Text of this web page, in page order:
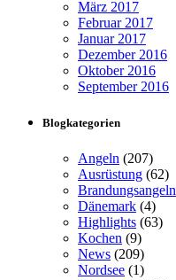
März 2017
Februar 2017
Januar 2017
Dezember 2016
Oktober 2016
September 2016
Blogkategorien
Angeln (207)
Ausrüstung (62)
Brandungsangeln
Dänemark (4)
Highlights (63)
Kochen (9)
News (209)
Nordsee (1)